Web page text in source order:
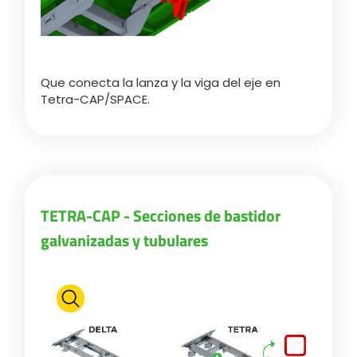
Que conecta la lanza y la viga del eje en
Tetra-CAP/SPACE.
TETRA-CAP - Secciones de bastidor
galvanizadas y tubulares